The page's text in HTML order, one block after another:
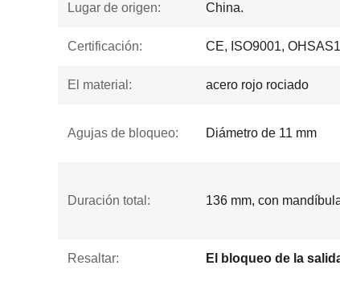
Lugar de origen: China.
Certificación: CE, ISO9001,
El material: acero rojo rociado
Agujas de bloqueo: Diámetro de 11 mm
Duración total: 136 mm, con
Resaltar: El bloqueo de la